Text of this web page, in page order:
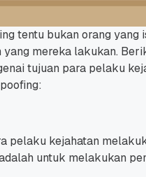
tentu bukan orang yang
yang mereka lakukan.
tujuan para pelaku
pelaku kejahatan
untuk melakukan